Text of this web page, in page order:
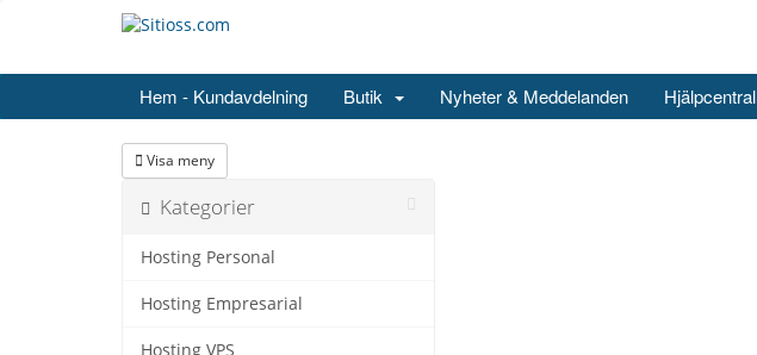
Hem - Kundavdelning Butik Nyheter & Meddelanden Hjälpcentral
Visa meny
Kategorier
Hosting Personal
Hosting Empresarial
Hosting VPS